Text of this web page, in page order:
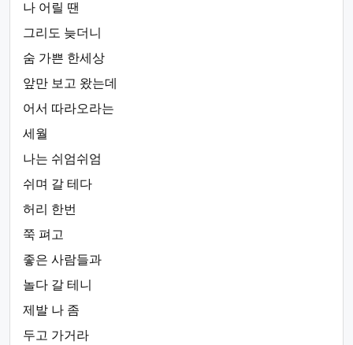
나 어릴 땐
그리도 늦더니
숨 가쁜 한세상
앞만 보고 왔는데
어서 따라오라는
세월
나는 쉬엄쉬엄
쉬며 갈 테다
허리 한번
쭉 펴고
좋은 사람들과
놀다 갈 테니
제발 나 좀
두고 가거라